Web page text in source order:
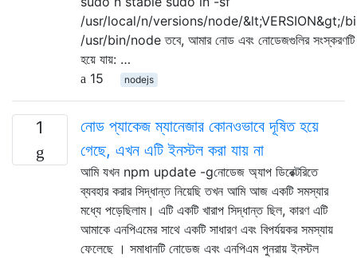
/usr/local/n/versions/node/&lt;VERSION&gt;/
/usr/bin/node তবে, আমার নোড এবং নোডেজগুলির সংস্করণটি
হয়ে যায়: …
15
nodejs
1
নোড প্যাকেজ ম্যানেজার কোনওভাবে দূষিত হয়ে
গেছে, এখন এটি ইনস্টল করা যায় না
আমি যখন npm update -gনোডেজ অ্যাপ ডিরেক্টরিতে
ব্যবহার করার সিদ্ধান্ত নিয়েছি তখন আমি আজ একটি সমস্যার
মধ্যে পড়েছিলাম। এটি একটি খারাপ সিদ্ধান্ত ছিল, কারণ এটি
আমাকে এনপিএমের সাথে একটি সাধারণ এবং বিপর্যয়কর সমস্যায়
ফেলেছে । সমাধানটি নোডেজ এবং এনপিএম পুনরায় ইনস্টল